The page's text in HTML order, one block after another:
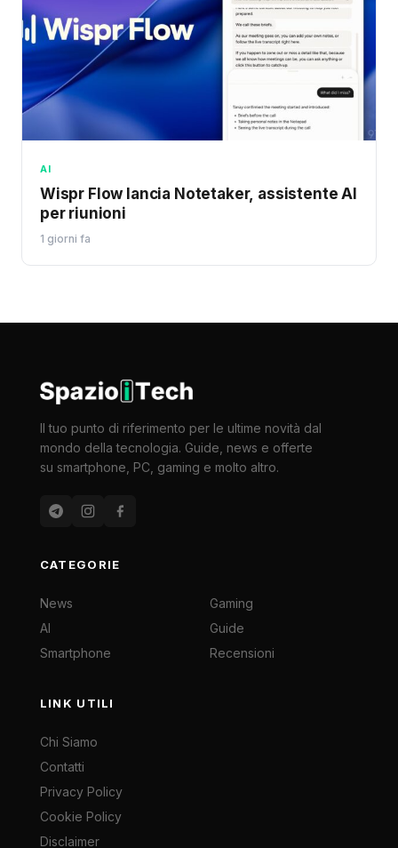
AI
Wispr Flow lancia Notetaker, assistente AI
per riunioni
1 giorni fa
Il tuo punto di riferimento per le ultime novità dal
mondo della tecnologia. Guide, news e offerte
su smartphone, PC, gaming e molto altro.
CATEGORIE
News
AI
Smartphone
Gaming
Guide
Recensioni
LINK UTILI
Chi Siamo
Contatti
Privacy Policy
Cookie Policy
Disclaimer